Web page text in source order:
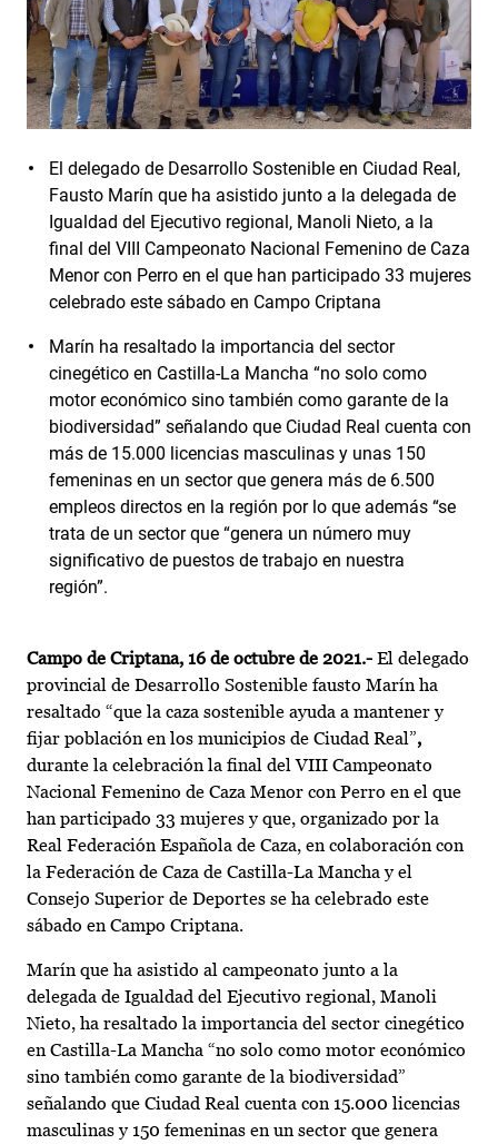
El delegado de Desarrollo Sostenible en Ciudad Real,
Fausto Marín que ha asistido junto a la delegada de
Igualdad del Ejecutivo regional, Manoli Nieto, a la
final del VIII Campeonato Nacional Femenino de Caza
Menor con Perro en el que han participado 33 mujeres
celebrado este sábado en Campo Criptana
Marín ha resaltado la importancia del sector
cinegético en Castilla-La Mancha “no solo como
motor económico sino también como garante de la
biodiversidad” señalando que Ciudad Real cuenta con
más de 15.000 licencias masculinas y unas 150
femeninas en un sector que genera más de 6.500
empleos directos en la región por lo que además “se
trata de un sector que “genera un número muy
significativo de puestos de trabajo en nuestra
región”.
Campo de Criptana, 16 de octubre de 2021.- El delegado
provincial de Desarrollo Sostenible fausto Marín ha
resaltado “que la caza sostenible ayuda a mantener y
fijar población en los municipios de Ciudad Real”,
durante la celebración la final del VIII Campeonato
Nacional Femenino de Caza Menor con Perro en el que
han participado 33 mujeres y que, organizado por la
Real Federación Española de Caza, en colaboración con
la Federación de Caza de Castilla-La Mancha y el
Consejo Superior de Deportes se ha celebrado este
sábado en Campo Criptana.
Marín que ha asistido al campeonato junto a la
delegada de Igualdad del Ejecutivo regional, Manoli
Nieto, ha resaltado la importancia del sector cinegético
en Castilla-La Mancha “no solo como motor económico
sino también como garante de la biodiversidad”
señalando que Ciudad Real cuenta con 15.000 licencias
masculinas y 150 femeninas en un sector que genera